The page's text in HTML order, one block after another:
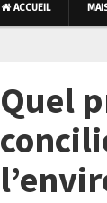
ACCUEIL
Quel